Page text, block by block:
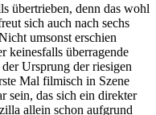
übertrieben, denn das wohl
sich auch nach sechs
umsonst erschien
keinesfalls überragende
Ursprung der riesigen
Mal filmisch in Szene
sein, das sich ein direkter
allein schon aufgrund